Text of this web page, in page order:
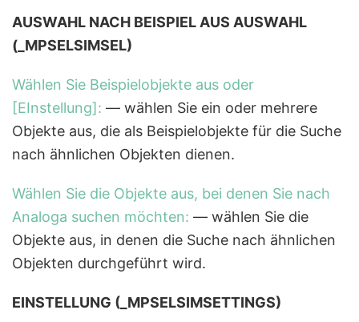
AUSWAHL NACH BEISPIEL AUS AUSWAHL
(_MPSELSIMSEL)
Wählen Sie Beispielobjekte aus oder
[EInstellung]: — wählen Sie ein oder mehrere
Objekte aus, die als Beispielobjekte für die Suche
nach ähnlichen Objekten dienen.
Wählen Sie die Objekte aus, bei denen Sie nach
Analoga suchen möchten: — wählen Sie die
Objekte aus, in denen die Suche nach ähnlichen
Objekten durchgeführt wird.
EINSTELLUNG (_MPSELSIMSETTINGS)